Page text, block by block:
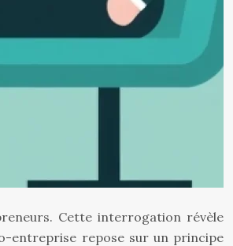
Cette interrogation révèle
entreprise repose sur un principe